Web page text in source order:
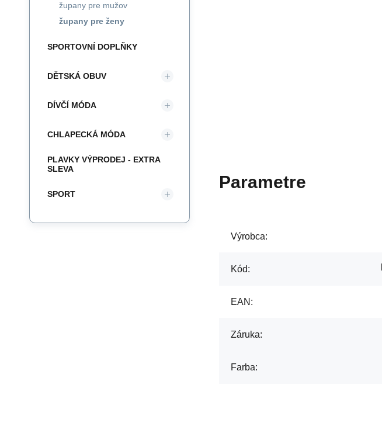
Parametre
Výrobca:
Kód:
EAN:
Záruka:
Farba:
župany pre mužov
župany pre ženy
SPORTOVNÍ DOPLŇKY
DĚTSKÁ OBUV
DÍVČÍ MÓDA
CHLAPECKÁ MÓDA
PLAVKY VÝPRODEJ - EXTRA
SLEVA
SPORT